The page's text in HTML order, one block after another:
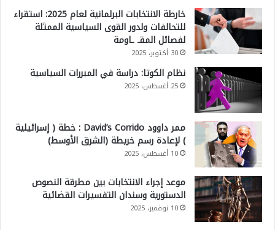
خارطة الانتخابات البرلمانية لعام 2025: استقراء
للتحالفات ولدور القوى السياسية الممثلة
لفصائل المقـ ـاومة
30 أكتوبر، 2025
نظام الكوتا: دراسة في المبررات السياسية
25 أغسطس، 2025
ممر داوود David’s Corrido : خطة ( إسرائيلية
) لإعادة رسم خريطة (الشرق الأوسط)
10 أغسطس، 2025
موعد إجراء الانتخابات بين مطرقة النصوص
الدستورية وسندان التفسيرات القضائية
10 نوفمبر، 2025